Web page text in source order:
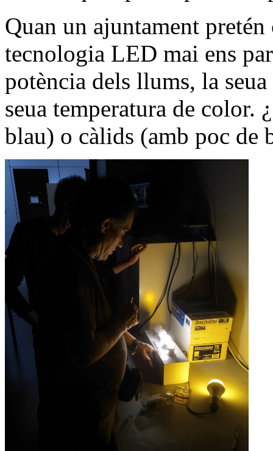
Quan un ajuntament
tecnologia LED mai ens
potència dels llums, la
seua temperatura de color.
blau) o càlids (amb poc de